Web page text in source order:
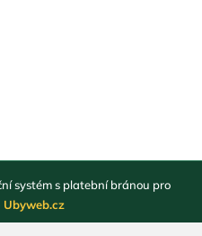
systém s platební bránou pro
Ubyweb.cz